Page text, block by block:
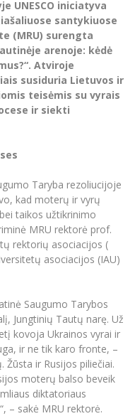
(vadovas Artūras
būdu įgytų
ir pripažinimas
praktikoms (SMP)
institutas
centras
technologijų (HET)
renginiai
institutas
centras
institutas
centras
MPA
paštas
universiteto
UNESCO iniciatyva
santykiuose
(MRU) surengta
arenoje: kėdė
Atviroje
susiduria Lietuvos ir
teisėmis su vyrais
ir siekti
Taryba rezoliucijoje
kad moterų ir vyrų
taikos užtikrinimo
MRU rektorė prof.
rektorių asociacijos (
asociacijos (IAU)
Saugumo Tarybos
Jungtinių Tautų narę. Už
kovoja Ukrainos vyrai ir
ir ne tik karo fronte, –
Žūsta ir Rusijos piliečiai.
moterų balso beveik
diktatoriaus
– sakė MRU rektorė.